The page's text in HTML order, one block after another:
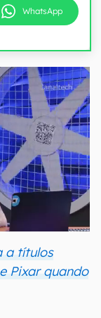
WhatsApp
a títulos
Pixar quando